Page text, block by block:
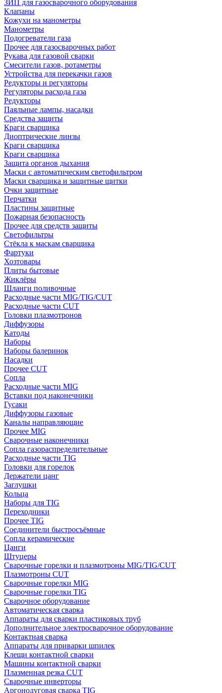
ЗИП для газосварочного оборудования
Клапаны
Кожухи на манометры
Манометры
Подогреватели газа
Прочее для газосварочных работ
Рукава для газовой сварки
Смесители газов, ротаметры
Устройства для перекачки газов
Редукторы и регуляторы
Регуляторы расхода газа
Редукторы
Паяльные лампы, насадки
Средства защиты
Краги сварщика
Диоптрические линзы
Краги сварщика
Краги сварщика
Защита органов дыхания
Маски с автоматическим светофильтром
Маски сварщика и защитные щитки
Очки защитные
Перчатки
Пластины защитные
Пожарная безопасность
Прочее для средств защиты
Светофильтры
Стёкла к маскам сварщика
Фартуки
Хозтовары
Плиты бытовые
Жиклёры
Шланги поливочные
Расходные части MIG/TIG/CUT
Расходные части CUT
Головки плазмотронов
Диффузоры
Катоды
Наборы
Наборы балеринок
Насадки
Прочее CUT
Сопла
Расходные части MIG
Вставки под наконечники
Гусаки
Диффузоры газовые
Каналы направляющие
Прочее MIG
Сварочные наконечники
Сопла газораспределительные
Расходные части TIG
Головки для горелок
Держатели цанг
Заглушки
Кольца
Наборы для TIG
Переходники
Прочее TIG
Соединители быстросъёмные
Сопла керамические
Цанги
Штуцеры
Сварочные горелки и плазмотроны MIG/TIG/CUT
Плазмотроны CUT
Сварочные горелки MIG
Сварочные горелки TIG
Сварочное оборудование
Автоматическая сварка
Аппараты для сварки пластиковых труб
Дополнительное электросварочное оборудование
Контактная сварка
Аппараты для приварки шпилек
Клещи контактной сварки
Машины контактной сварки
Плазменная резка CUT
Сварочные инверторы
Аргонодуговая сварка TIG